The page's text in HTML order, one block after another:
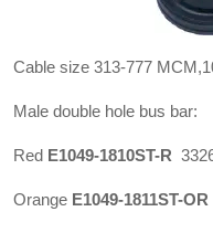
Cable size 313-777
Male double hole bus bar:
Red E1049-1810ST-R
Orange E1049-1811ST-OR